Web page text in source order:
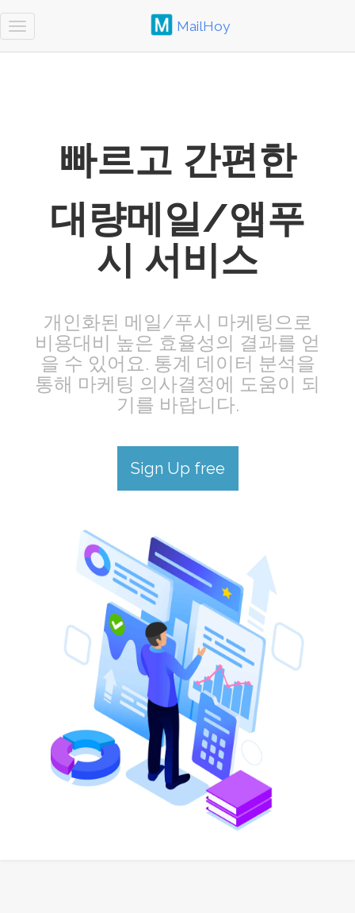
MailHoy
Toggle
빠르고 간편한
대량메일/앱푸
시 서비스
개인화된 메일/푸시 마케팅으로
비용대비 높은 효율성의 결과를 얻
을 수 있어요. 통계 데이터 분석을
통해 마케팅 의사결정에 도움이 되
기를 바랍니다.
Sign Up free